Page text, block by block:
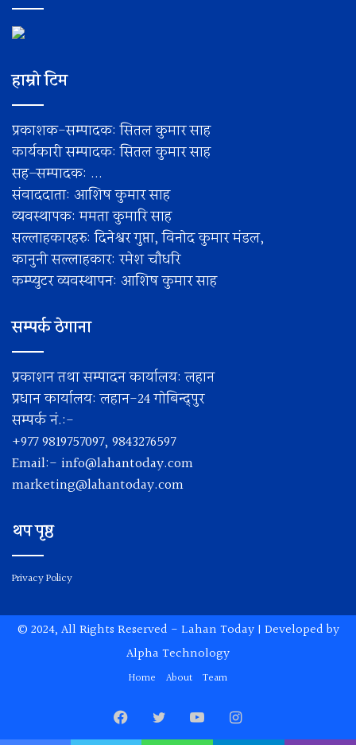
हाम्रो टिम
प्रकाशक-सम्पादक: सितल कुमार साह
कार्यकारी सम्पादक: सितल कुमार साह
सह–सम्पादक: ...
संवाददाता: आशिष कुमार साह
व्यवस्थापक: ममता कुमारि साह
सल्लाहकारहरु: दिनेश्वर गुप्ता, विनोद कुमार मंडल,
कानुनी सल्लाहकार: रमेश चाैधरि
कम्प्युटर व्यवस्थापन: आशिष कुमार साह
सम्पर्क ठेगाना
प्रकाशन तथा सम्पादन कार्यालय: लहान
प्रधान कार्यालय: लहान-24 गोबिन्द्पुर
सम्पर्क नं.:-
+977 9819757097, 9843276597
Email:- info@lahantoday.com
marketing@lahantoday.com
थप पृष्ठ
Privacy Policy
© 2024, All Rights Reserved - Lahan Today| Developed by
Alpha Technology
Home About Team
FacebookTwitterYouTubeInstagram